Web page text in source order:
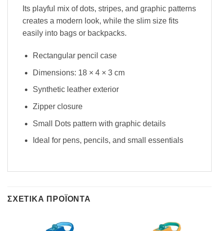
Its playful mix of dots, stripes, and graphic patterns
creates a modern look, while the slim size fits
easily into bags or backpacks.
Rectangular pencil case
Dimensions: 18 × 4 × 3 cm
Synthetic leather exterior
Zipper closure
Small Dots pattern with graphic details
Ideal for pens, pencils, and small essentials
ΣΧΕΤΙΚΆ ΠΡΟΪΌΝΤΑ